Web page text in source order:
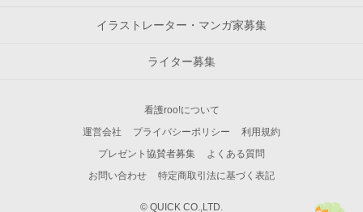
イラストレーター・マンガ家募集
ライター募集
看護roo!について
運営会社
プライバシーポリシー
利用規約
プレゼント協賛者募集
よくある質問
お問い合わせ
特定商取引法に基づく表記
© QUICK CO.,LTD.